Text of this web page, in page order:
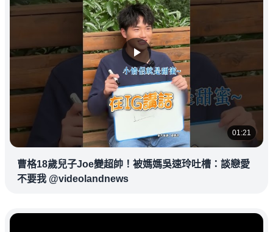
01:21
曹格18歲兒子Joe變超帥！被媽媽吳速玲吐槽：談戀愛
不要我 @videolandnews